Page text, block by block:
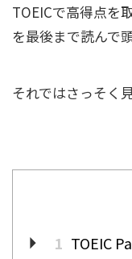
TOEICで高得点を
を最後まで読んで
それではさっそく
1 TOEIC